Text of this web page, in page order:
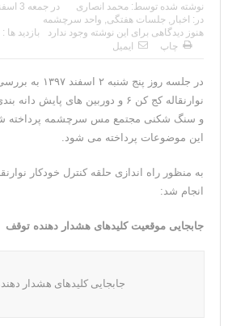
نوشته شده توسط: محمد انصاری در جمعه 3 اسفند 1397
در: اخبار , جلسات هفتگی, واحد سرچشمه
هنوز دیدگاهی برای این نوشته وجود ندارد
بازدید ها : 2,285
چاپ
ایمیل
در جلسه روز پنج
و سنگ شکنی مجتمع مس سرچشمه پرداخته
این موضوعات پرداخته می شود.
انجام شد:
جابجایی موقعیت کلیدهای هشدار دهنده توقف
جابجایی کلیدهای هشدار